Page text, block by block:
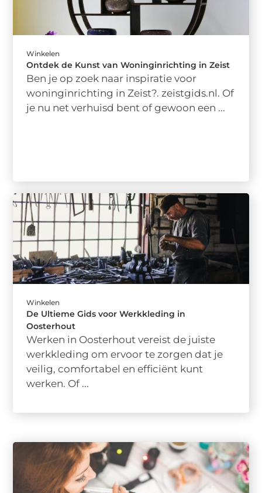
Winkelen
Ontdek de Kunst van Woninginrichting in Zeist
Ben je op zoek naar inspiratie voor
woninginrichting in Zeist?. zeistgids.nl. Of
je nu net verhuisd bent of gewoon een ...
Winkelen
De Ultieme Gids voor Werkkleding in
Oosterhout
Werken in Oosterhout vereist de juiste
werkkleding om ervoor te zorgen dat je
veilig, comfortabel en efficiënt kunt
werken. Of ...